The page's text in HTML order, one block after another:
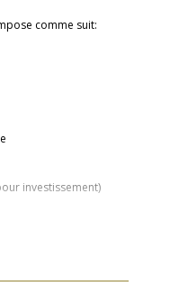
comme suit:
investissement)